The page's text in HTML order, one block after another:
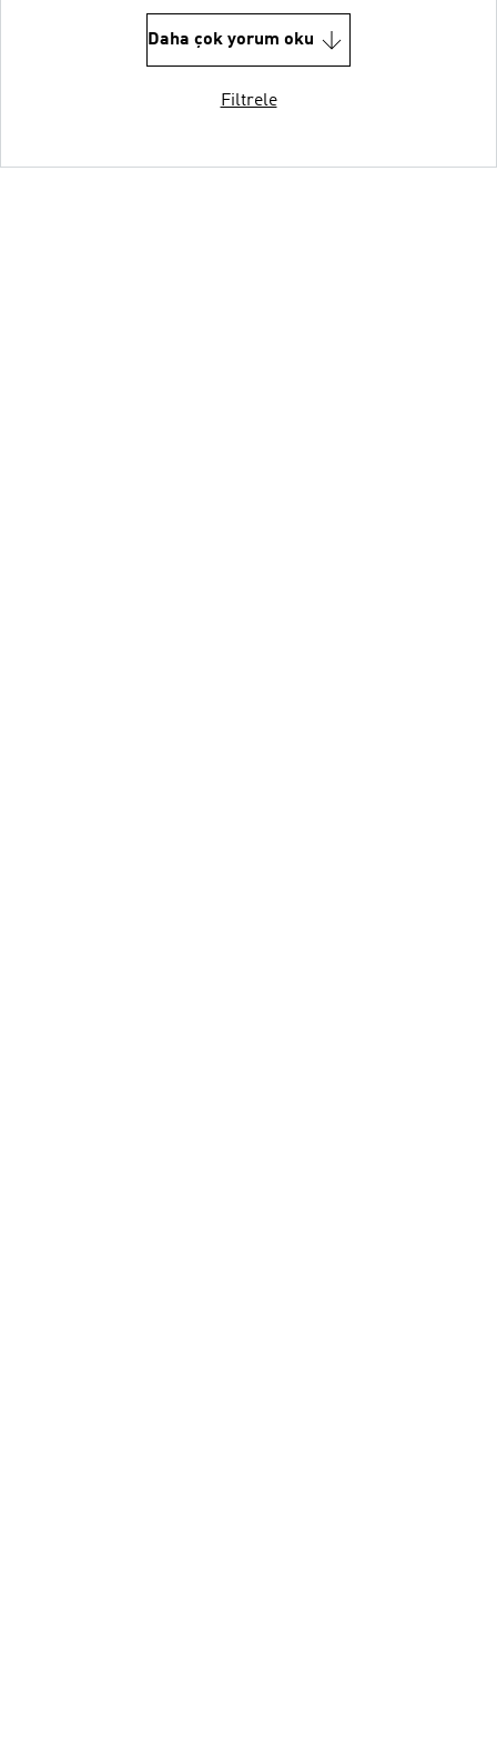
Daha çok yorum oku
Filtrele